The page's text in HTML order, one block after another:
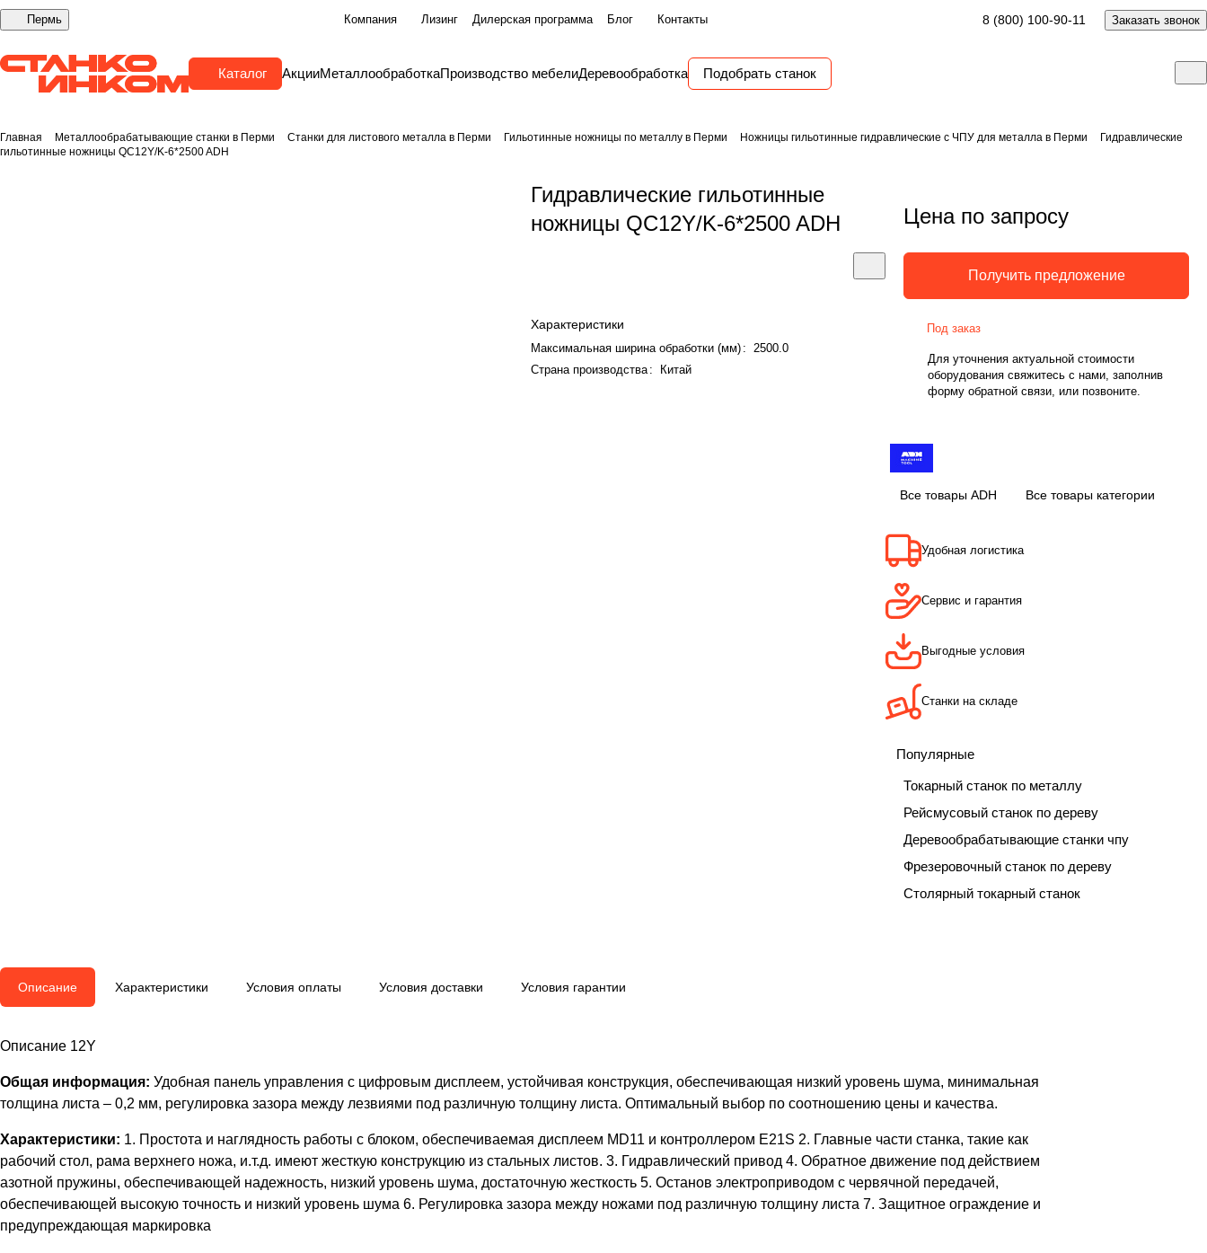
Пермь Компания Лизинг Дилерская программа Блог Контакты 8 (800) 100-90-11 Заказать звонок
Каталог АкцииМеталлообработкаПроизводство мебелиДеревообработка Подобрать станок
Главная Металлообрабатывающие станки в Перми Станки для листового металла в Перми Гильотинные ножницы по металлу в Перми Ножницы гильотинные гидравлические с ЧПУ для металла в Перми
Гидравлические
гильотинные ножницы QC12Y/K-6*2500 ADH
Гидравлические гильотинные
ножницы QC12Y/K-6*2500 ADH
Характеристики
Максимальная ширина обработки (мм) :
2500.0
Страна производства: Китай
Цена по запросу
Получить предложение
Под заказ
Для уточнения актуальной стоимости
оборудования свяжитесь с нами, заполнив
форму обратной связи, или позвоните.
Все товары ADH Все товары категории
Удобная логистика
Сервис и гарантия
Выгодные условия
Станки на складе
Популярные
Токарный станок по металлу
Рейсмусовый станок по дереву
Деревообрабатывающие станки чпу
Фрезеровочный станок по дереву
Столярный токарный станок
Описание Характеристики Условия оплаты Условия доставки Условия гарантии
Описание 12Y
Общая информация: Удобная панель управления с цифровым дисплеем, устойчивая конструкция, обеспечивающая низкий уровень шума, минимальная
толщина листа – 0,2 мм, регулировка зазора между лезвиями под различную толщину листа. Оптимальный выбор по соотношению цены и качества.
Характеристики: 1. Простота и наглядность работы с блоком, обеспечиваемая дисплеем MD11 и контроллером E21S 2. Главные части станка, такие как
рабочий стол, рама верхнего ножа, и.т.д. имеют жесткую конструкцию из стальных листов. 3. Гидравлический привод 4. Обратное движение под действием
азотной пружины, обеспечивающей надежность, низкий уровень шума, достаточную жесткость 5. Останов электроприводом с червячной передачей,
обеспечивающей высокую точность и низкий уровень шума 6. Регулировка зазора между ножами под различную толщину листа 7. Защитное ограждение и
предупреждающая маркировка